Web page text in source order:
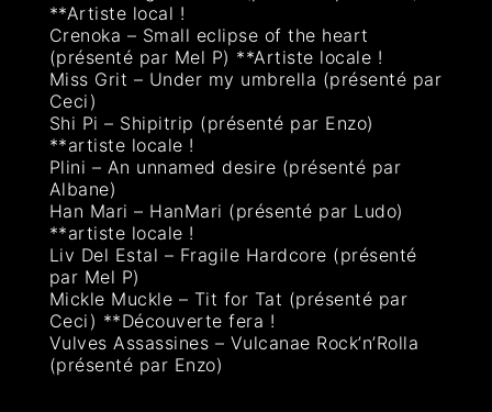
**Artiste local !
Crenoka – Small eclipse of the heart
(présenté par Mel P) **Artiste locale !
Miss Grit – Under my umbrella (présenté par
Ceci)
Shi Pi – Shipitrip (présenté par Enzo)
**artiste locale !
Plini – An unnamed desire (présenté par
Albane)
Han Mari – HanMari (présenté par Ludo)
**artiste locale !
Liv Del Estal – Fragile Hardcore (présenté
par Mel P)
Mickle Muckle – Tit for Tat (présenté par
Ceci) **Découverte fera !
Vulves Assassines – Vulcanae Rock’n’Rolla
(présenté par Enzo)